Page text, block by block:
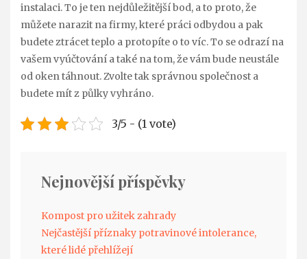
instalaci. To je ten nejdůležitější bod, a to proto, že
můžete narazit na firmy, které práci odbydou a pak
budete ztrácet teplo a protopíte o to víc. To se odrazí na
vašem vyúčtování a také na tom, že vám bude neustále
od oken táhnout. Zvolte tak správnou společnost a
budete mít z půlky vyhráno.
3/5 - (1 vote)
Nejnovější příspěvky
Kompost pro užitek zahrady
Nejčastější příznaky potravinové intolerance,
které lidé přehlížejí